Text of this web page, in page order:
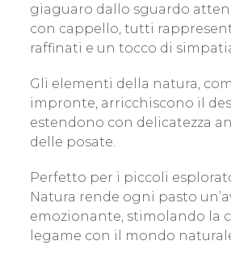
giaguaro dallo sguardo
con cappello, tutti
raffinati e un tocco di
Gli elementi della natura,
impronte, arricchiscono il
estendono con delicatezza
delle posate.
Perfetto per i piccoli
Natura rende ogni pasto
emozionante, stimolando la
legame con il mondo